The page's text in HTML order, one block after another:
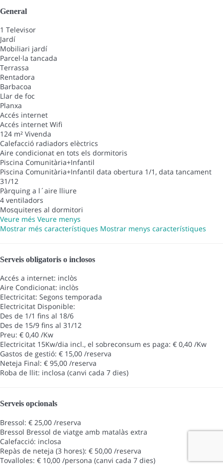
General
1 Televisor
Jardí
Mobiliari jardí
Parcel·la tancada
Terrassa
Rentadora
Barbacoa
Llar de foc
Planxa
Accés internet
Accés internet Wifi
124 m² Vivenda
Calefacció radiadors elèctrics
Aire condicionat en tots els dormitoris
Piscina Comunitària+Infantil
Piscina Comunitària+Infantil data obertura 1/1, data tancament
31/12
Pàrquing a l´aire lliure
4 ventiladors
Mosquiteres al dormitori
Veure més Veure menys
Mostrar més característiques Mostrar menys característiques
Serveis obligatoris o inclosos
Accés a internet: inclòs
Aire Condicionat: inclòs
Electricitat: Segons temporada
Electricitat Disponible:
Des de 1/1 fins al 18/6
Des de 15/9 fins al 31/12
Preu: € 0,40 /Kw
Electricitat 15Kw/dia incl., el sobreconsum es paga: € 0,40 /Kw
Gastos de gestió: € 15,00 /reserva
Neteja Final: € 95,00 /reserva
Roba de llit: inclosa (canvi cada 7 dies)
Serveis opcionals
Bressol: € 25,00 /reserva
Bressol Bressol de viatge amb matalàs extra
Calefacció: inclosa
Repàs de neteja (3 hores): € 50,00 /reserva
Tovalloles: € 10,00 /persona (canvi cada 7 dies)